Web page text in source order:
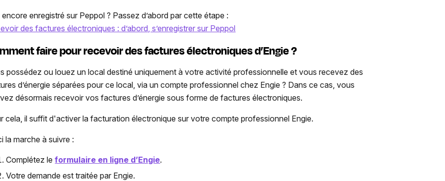
encore enregistré sur Peppol ? Passez d’abord par cette étape :
des factures électroniques : d’abord, s’enregistrer sur Peppol
faire pour recevoir des factures électroniques d’Engie ?
possédez ou louez un local destiné uniquement à votre activité professionnelle et vous recevez des
d’énergie séparées pour ce local, via un compte professionnel chez Engie ? Dans ce cas, vous
désormais recevoir vos factures d’énergie sous forme de factures électroniques.
cela, il suffit d'activer la facturation électronique sur votre compte professionnel Engie.
la marche à suivre :
Complétez leformulaire en ligne d’Engie.
Votre demande est traitée par Engie.